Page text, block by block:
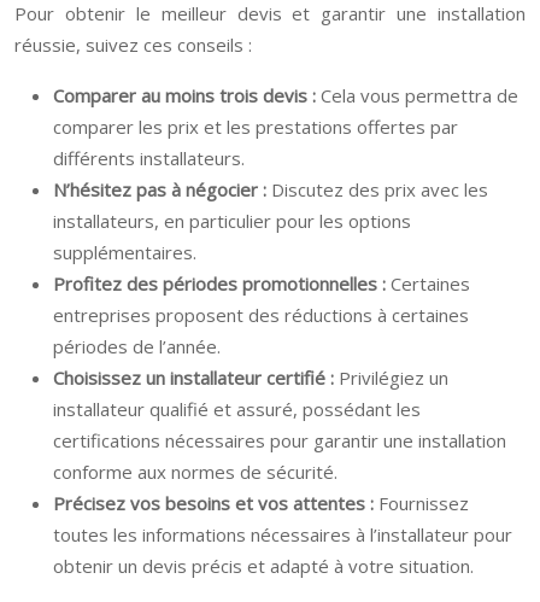
Pour obtenir le meilleur devis et garantir une installation
réussie, suivez ces conseils :
Comparer au moins trois devis : Cela vous permettra de
comparer les prix et les prestations offertes par
différents installateurs.
N’hésitez pas à négocier : Discutez des prix avec les
installateurs, en particulier pour les options
supplémentaires.
Profitez des périodes promotionnelles : Certaines
entreprises proposent des réductions à certaines
périodes de l’année.
Choisissez un installateur certifié : Privilégiez un
installateur qualifié et assuré, possédant les
certifications nécessaires pour garantir une installation
conforme aux normes de sécurité.
Précisez vos besoins et vos attentes : Fournissez
toutes les informations nécessaires à l’installateur pour
obtenir un devis précis et adapté à votre situation.